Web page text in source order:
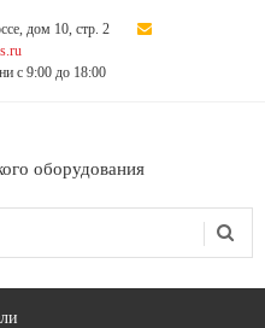
дом 10, стр. 2
с 9:00 до 18:00
оборудования